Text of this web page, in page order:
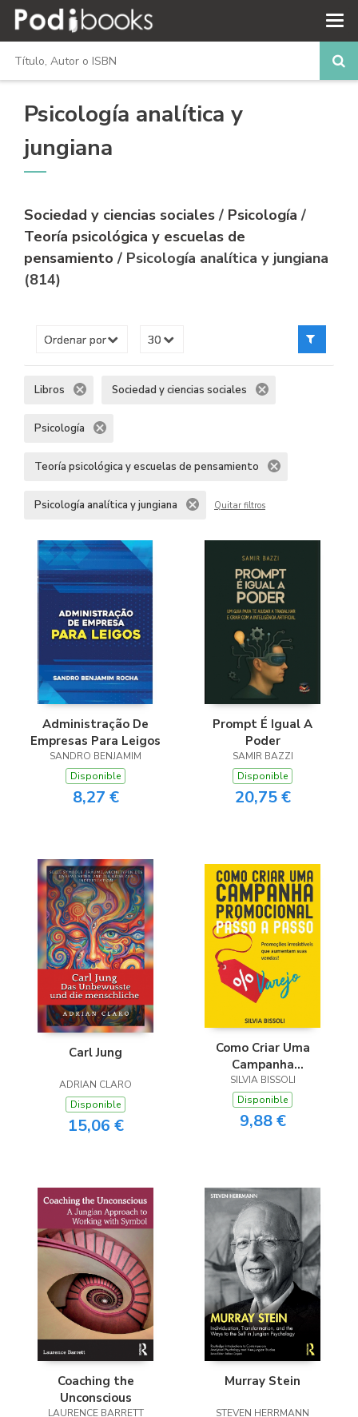
Psicología analítica y
jungiana
Sociedad y ciencias sociales/ Psicología/
Teoría psicológica y escuelas de
pensamiento/ Psicología analítica y jungiana
(814)
Libros Sociedad y ciencias sociales
Psicología
Teoría psicológica y escuelas de pensamiento
Psicología analítica y jungiana Quitar filtros
Administração De
Empresas Para Leigos
SANDRO BENJAMIM
Disponible
8,27 €
Prompt É Igual A
Poder
SAMIR BAZZI
Disponible
20,75 €
Carl Jung
ADRIAN CLARO
Disponible
15,06 €
Como Criar Uma
Campanha
Promocional Passo A
Passo
SILVIA BISSOLI
Disponible
9,88 €
Coaching the
Unconscious
LAURENCE BARRETT
Murray Stein
STEVEN HERRMANN